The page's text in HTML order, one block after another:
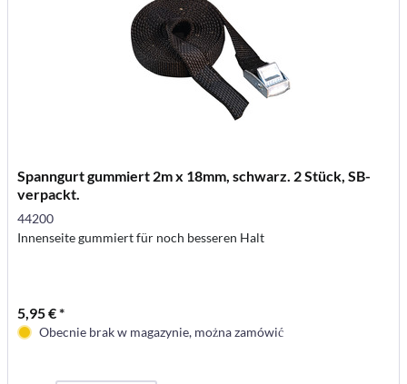
Spanngurt gummiert 2m x 18mm, schwarz. 2 Stück, SB-
verpackt.
44200
Innenseite gummiert für noch besseren Halt
5,95 € *
Obecnie brak w magazynie, można zamówić